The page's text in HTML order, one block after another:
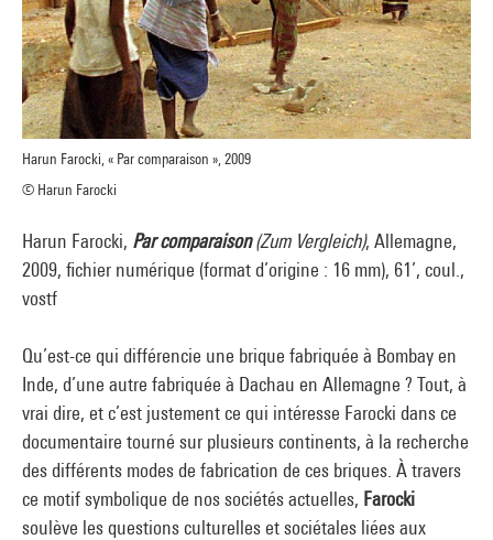
Harun Farocki, « Par comparaison », 2009
© Harun Farocki
Harun Farocki, Par comparaison(Zum Vergleich), Allemagne,
2009, fichier numérique (format d’origine : 16 mm), 61’, coul.,
vostf
Qu’est-ce qui différencie une brique fabriquée à Bombay en
Inde, d’une autre fabriquée à Dachau en Allemagne ? Tout, à
vrai dire, et c’est justement ce qui intéresse Farocki dans ce
documentaire tourné sur plusieurs continents, à la recherche
des différents modes de fabrication de ces briques. À travers
ce motif symbolique de nos sociétés actuelles, Farocki
soulève les questions culturelles et sociétales liées aux